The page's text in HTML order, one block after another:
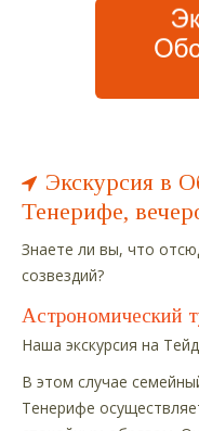
Экскурсия в
Тенерифе,
Знаете ли вы, что
созвездий?
Астрономический
Наша экскурсия на
В этом случае
Тенерифе